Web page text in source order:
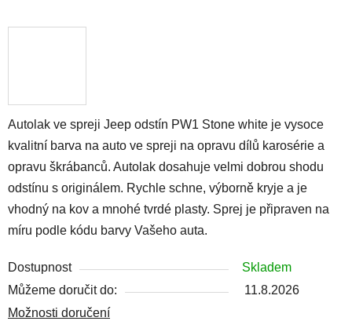
Autolak ve spreji Jeep odstín PW1 Stone white je vysoce
kvalitní barva na auto ve spreji na opravu dílů karosérie a
opravu škrábanců. Autolak dosahuje velmi dobrou shodu
odstínu s originálem. Rychle schne, výborně kryje a je
vhodný na kov a mnohé tvrdé plasty. Sprej je připraven na
míru podle kódu barvy Vašeho auta.
Dostupnost
Skladem
Můžeme doručit do:
11.8.2026
Možnosti doručení